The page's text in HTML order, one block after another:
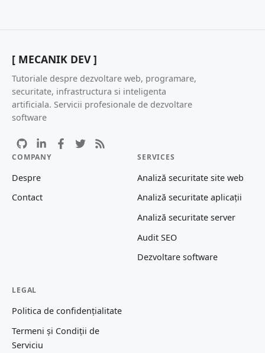
[ MECANIK DEV ]
Tutoriale despre dezvoltare web, programare,
securitate, infrastructura si inteligenta
artificiala. Servicii profesionale de dezvoltare
software
COMPANY
Despre
Contact
SERVICES
Analiză securitate site web
Analiză securitate aplicații
Analiză securitate server
Audit SEO
Dezvoltare software
LEGAL
Politica de confidențialitate
Termeni și Condiții de
Serviciu